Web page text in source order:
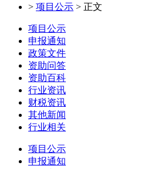
> 项目公示 > 正文
项目公示
申报通知
政策文件
资助问答
资助百科
行业资讯
财税资讯
其他新闻
行业相关
项目公示
申报通知